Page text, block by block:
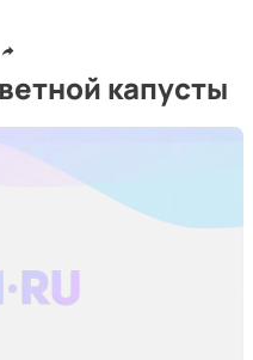
капусты